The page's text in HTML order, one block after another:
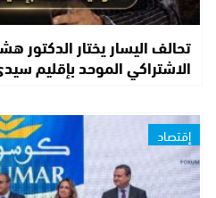
تحالف اليسار يختار الدكتور
الاشتراكي الموحد بإقليم
إقتصاد